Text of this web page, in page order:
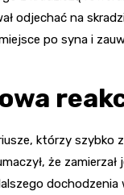
odjechać na
po syna i
którzy
że
dochodzenia